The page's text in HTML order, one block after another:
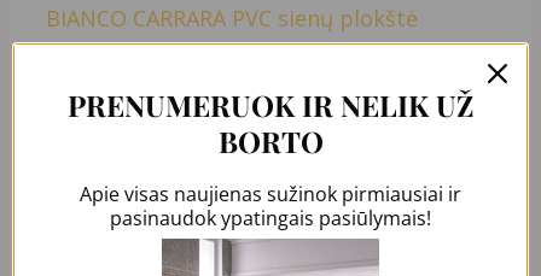
BIANCO CARRARA PVC sienų plokštė
TURIME SANDĖLYJE
129,00€ 99,99€
PRENUMERUOK IR NELIK UŽ
BORTO
Apie visas naujienas sužinok pirmiausiai ir
pasinaudok ypatingais pasiūlymais!